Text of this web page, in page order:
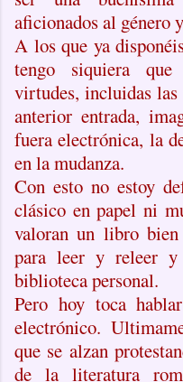
aficionados al género
A los que ya
tengo siquiera que
virtudes, incluidas las
anterior entrada,
fuera electrónica, la
en la mudanza.
Con esto no estoy
clásico en papel ni
valoran un libro bien
para leer y releer
biblioteca personal.
Pero hoy toca
electrónico.
que se alzan
de la literatura